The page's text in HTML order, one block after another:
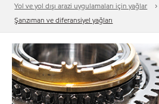
Yol ve yol dışı arazi uygulamaları için yağlar
Şanzıman ve diferansiyel yağları